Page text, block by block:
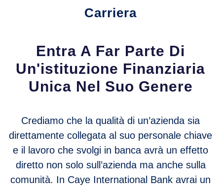
Carriera
Entra A Far Parte Di
Un'istituzione Finanziaria
Unica Nel Suo Genere
Crediamo che la qualità di un’azienda sia
direttamente collegata al suo personale chiave
e il lavoro che svolgi in banca avrà un effetto
diretto non solo sull’azienda ma anche sulla
comunità. In Caye International Bank avrai un